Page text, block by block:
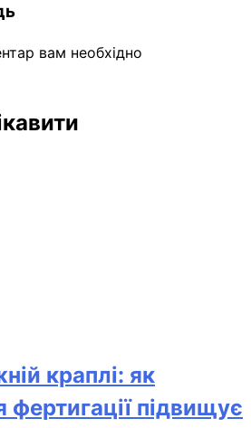
вам необхідно
краплі: як
фертигації підвищує